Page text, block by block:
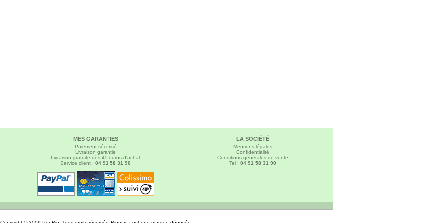
MES GARANTIES
Paiement sécurisé
Livraison garantie
Livraison gratuite dès 45 euros d'achat
Service client : 04 91 58 31 90
LA SOCIÉTÉ
Mentions légales
Confidentialité
Conditions générales de vente
Tel : 04 91 58 31 90